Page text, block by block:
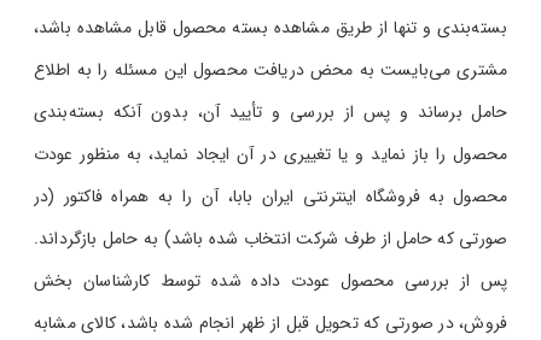
بسته‌بندی و تنها از طریق مشاهده بسته محصول قابل مشاهده باشد،
مشتری می‌بایست به محض دریافت محصول این مسئله را به اطلاع
حامل برساند و پس از بررسی و تأیید آن، بدون آنکه بسته‌بندی
محصول را باز نماید و یا تغییری در آن ایجاد نماید، به منظور عودت
محصول به فروشگاه اینترنتی ایران بابا، آن را به همراه فاکتور (در
صورتی که حامل از طرف شرکت انتخاب شده باشد) به حامل بازگرداند.
پس از بررسی محصول عودت داده شده توسط کارشناسان بخش
فروش، در صورتی که تحویل قبل از ظهر انجام شده باشد، کالای مشابه